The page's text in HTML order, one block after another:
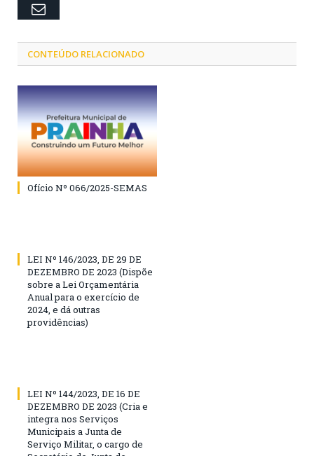
Email
CONTEÚDO RELACIONADO
Ofício Nº 066/2025-SEMAS
LEI Nº 146/2023, DE 29 DE
DEZEMBRO DE 2023 (Dispõe
sobre a Lei Orçamentária
Anual para o exercício de
2024, e dá outras
providências)
LEI Nº 144/2023, DE 16 DE
DEZEMBRO DE 2023 (Cria e
integra nos Serviços
Municipais a Junta de
Serviço Militar, o cargo de